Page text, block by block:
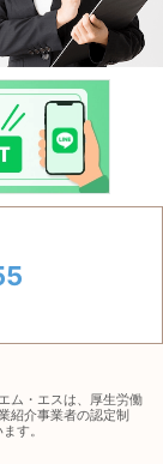
ム・エスは、厚生労働
紹介事業者の認定制
す。